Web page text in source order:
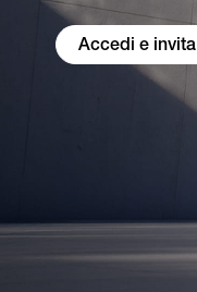
Accedi e invita